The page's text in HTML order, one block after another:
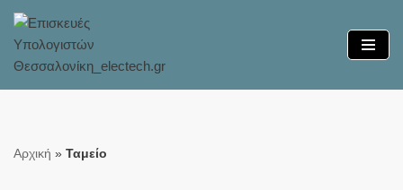
Μεταπηδήστε
στο
περιεχόμενο
Αρχική » Ταμείο